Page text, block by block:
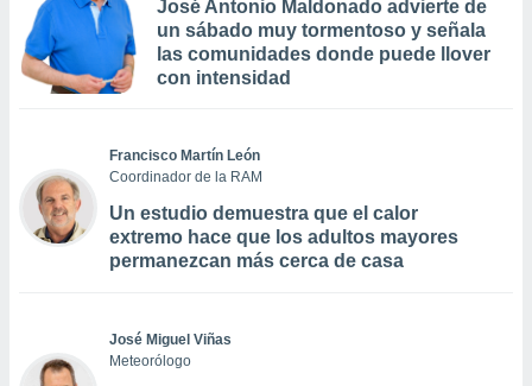
José Antonio Maldonado advierte de
un sábado muy tormentoso y señala
las comunidades donde puede llover
con intensidad
Francisco Martín León
Coordinador de la RAM
Un estudio demuestra que el calor
extremo hace que los adultos mayores
permanezcan más cerca de casa
José Miguel Viñas
Meteorólogo